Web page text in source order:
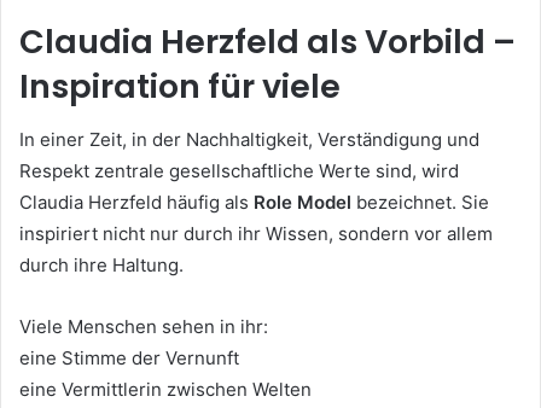
Claudia Herzfeld als Vorbild –
Inspiration für viele
In einer Zeit, in der Nachhaltigkeit, Verständigung und
Respekt zentrale gesellschaftliche Werte sind, wird
Claudia Herzfeld häufig als Role Model bezeichnet. Sie
inspiriert nicht nur durch ihr Wissen, sondern vor allem
durch ihre Haltung.
Viele Menschen sehen in ihr:
eine Stimme der Vernunft
eine Vermittlerin zwischen Welten